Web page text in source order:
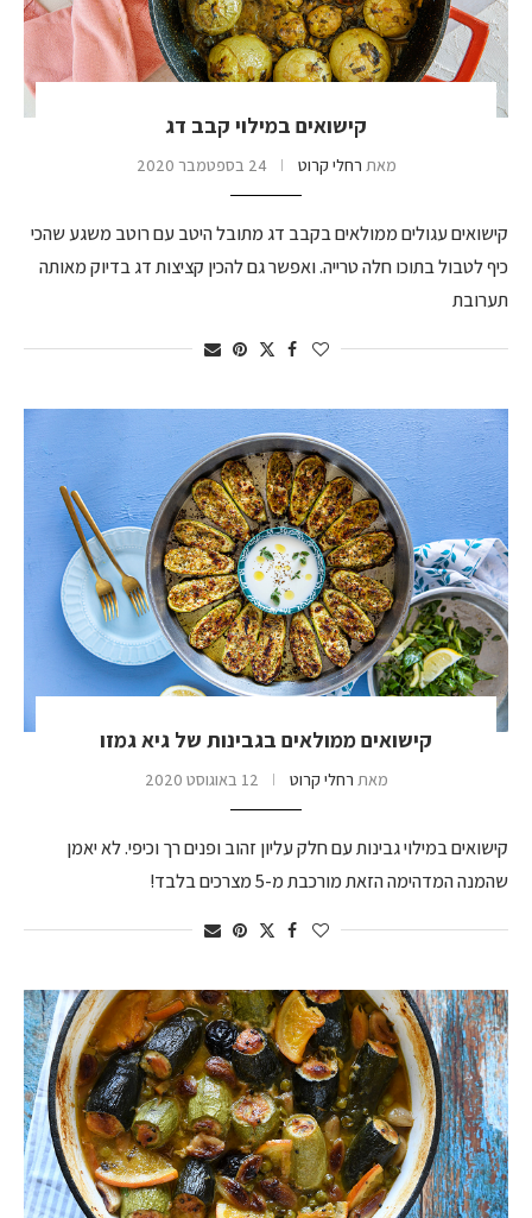
קישואים במילוי קבב דג
מאת רחלי קרוט 24 בספטמבר 2020
קישואים עגולים ממולאים בקבב דג מתובל היטב עם רוטב משגע שהכי
כיף לטבול בתוכו חלה טרייה. ואפשר גם להכין קציצות דג בדיוק מאותה
תערובת
קישואים ממולאים בגבינות של גיא גמזו
מאת רחלי קרוט 12 באוגוסט 2020
קישואים במילוי גבינות עם חלק עליון זהוב ופנים רך וכיפי. לא יאמן
שהמנה המדהימה הזאת מורכבת מ-5 מצרכים בלבד!